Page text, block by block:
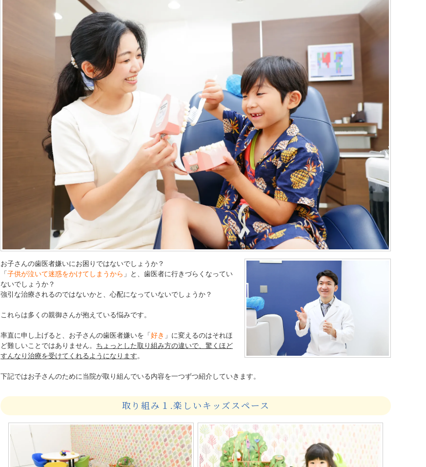
お子さんの歯医者嫌いにお困りではないでしょうか？
「子供が泣いて迷惑をかけてしまうから 」と、歯医者に行きづらくなってい
ないでしょうか？
強引な治療されるのではないかと、心配になっていないでしょうか？
これらは多くの親御さんが抱えている悩みです。
率直に申し上げると、お子さんの歯医者嫌いを「好き 」に変えるのはそれほ
ど難しいことではありません。 ちょっとした取り組み方の違いで、驚くほど
すんなり治療を受けてくれるようになります。
下記ではお子さんのために当院が取り組んでいる内容を一つずつ紹介していきます。
取り組み１.楽しいキッズスペース